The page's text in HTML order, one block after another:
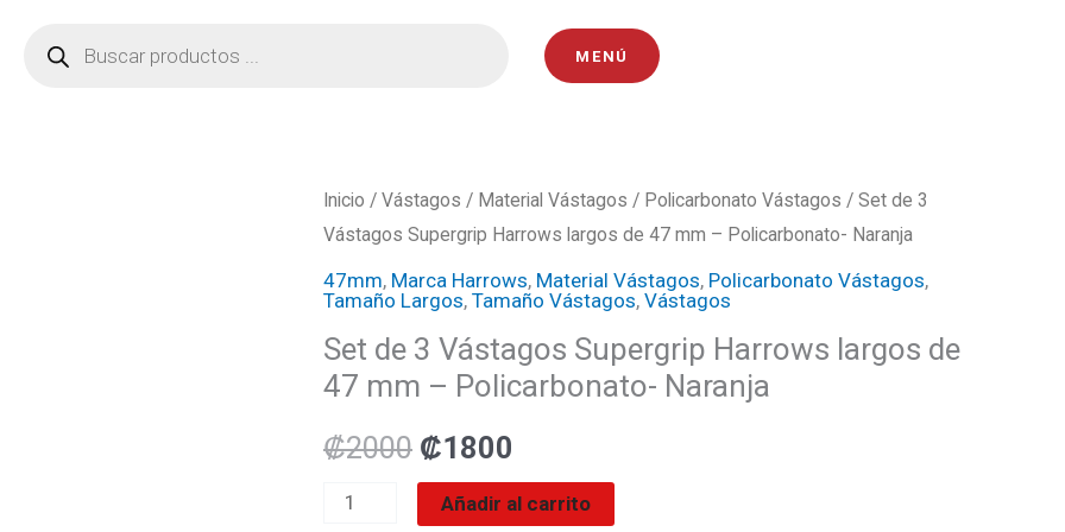
productos
MENÚ
Inicio / Vástagos / Material Vástagos / Policarbonato Vástagos / Set de 3
Vástagos Supergrip Harrows largos de 47 mm – Policarbonato- Naranja
47mm, Marca Harrows, Material Vástagos, Policarbonato Vástagos,
Tamaño Largos, Tamaño Vástagos, Vástagos
Set de 3 Vástagos Supergrip Harrows largos de
47 mm – Policarbonato- Naranja
₡2000
El
precio
original
era:
₡2000.
₡1800
El
precio
es:
Set
de
3
Vástagos
Supergrip
Harrows
de
Añadir al carrito